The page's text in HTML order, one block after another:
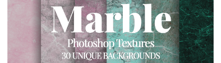
(30 Textures)
Large 6000*4000px
Entire Collection
(1783 Overlays)